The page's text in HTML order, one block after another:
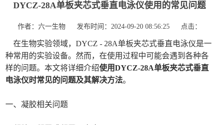
DYCZ-28A单板夹芯式垂直电泳仪使用的常见问题
作者：六一生物 发布时间：2024-09-20 08:56:25 点击：
在生物实验领域，DYCZ - 28A单板夹芯式垂直电泳仪是一
种常用的实验设备。然而，在使用过程中可能会遇到各种各
样的问题。本文将详细介绍使用DYCZ-28A单板夹芯式垂直
电泳仪时常见的问题及其解决方法。
一、凝胶相关问题